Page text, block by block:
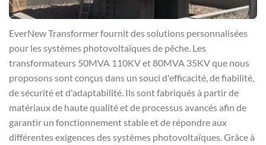
EverNew Transformer fournit des solutions personnalisées
pour les systèmes photovoltaïques de pêche. Les
transformateurs 50MVA 110KV et 80MVA 35KV que nous
proposons sont conçus dans un souci d'efficacité, de fiabilité,
de sécurité et d'adaptabilité. Ils sont fabriqués à partir de
matériaux de haute qualité et de processus avancés afin de
garantir un fonctionnement stable et de répondre aux
différentes exigences des systèmes photovoltaïques. Grâce à